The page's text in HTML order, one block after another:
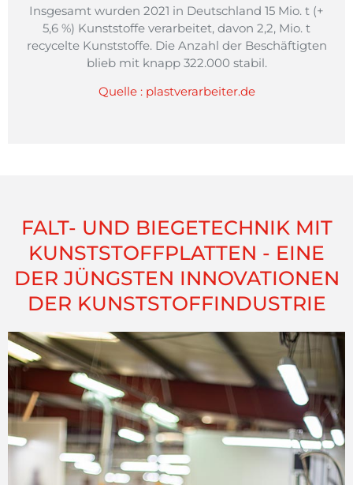
Insgesamt wurden 2021 in Deutschland 15 Mio. t (+
5,6 %) Kunststoffe verarbeitet, davon 2,2, Mio. t
recycelte Kunststoffe. Die Anzahl der Beschäftigten
blieb mit knapp 322.000 stabil.
Quelle : plastverarbeiter.de
FALT- UND BIEGETECHNIK MIT
KUNSTSTOFFPLATTEN - EINE
DER JÜNGSTEN INNOVATIONEN
DER KUNSTSTOFFINDUSTRIE